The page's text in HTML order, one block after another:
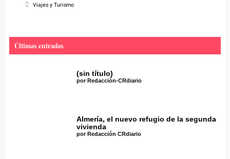
Viajes y Turismo
Últimas entradas
(sin título)
por Redacción-CRdiario
Almería, el nuevo refugio de la segunda
vivienda
por Redacción CRdiario